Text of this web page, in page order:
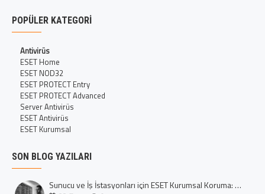
POPÜLER KATEGORI
Antivirüs
ESET Home
ESET NOD32
ESET PROTECT Entry
ESET PROTECT Advanced
Server Antivirüs
ESET Antivirüs
ESET Kurumsal
SON BLOG YAZILARI
Sunucu ve İş İstasyonları için ESET Kurumsal Koruma: Dijital Kalenizi İnşa Edin